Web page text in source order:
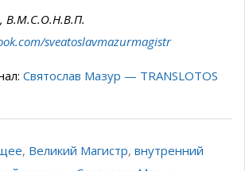
В.М.С.О.Н.В.П.
sveatoslavmazurmagistr
Святослав Мазур — TRANSLOTOS
, Великий Магистр, внутренний